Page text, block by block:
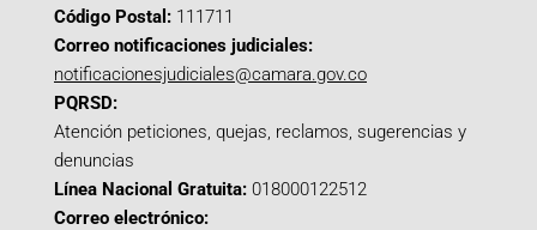
Código Postal: 111711
Correo notificaciones judiciales:
notificacionesjudiciales@camara.gov.co
PQRSD:
Atención peticiones, quejas, reclamos, sugerencias y
denuncias
Línea Nacional Gratuita: 018000122512
Correo electrónico: